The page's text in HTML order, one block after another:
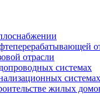
отрасли
системах
системах
жилых